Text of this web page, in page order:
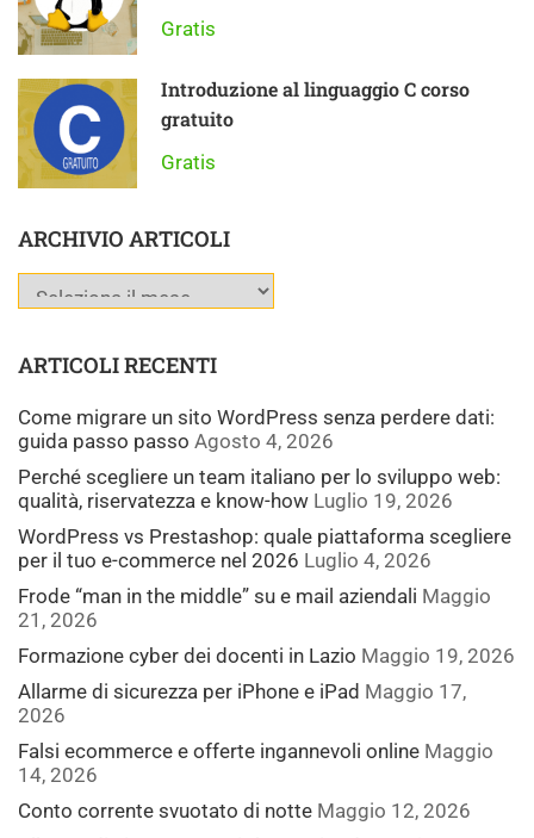
Gratis
Introduzione al linguaggio C corso
gratuito
Gratis
ARCHIVIO ARTICOLI
ARTICOLI RECENTI
Come migrare un sito WordPress senza perdere dati:
guida passo passo Agosto 4, 2026
Perché scegliere un team italiano per lo sviluppo web:
qualità, riservatezza e know-how Luglio 19, 2026
WordPress vs Prestashop: quale piattaforma scegliere
per il tuo e-commerce nel 2026 Luglio 4, 2026
Frode “man in the middle” su e mail aziendali Maggio
21, 2026
Formazione cyber dei docenti in Lazio Maggio 19, 2026
Allarme di sicurezza per iPhone e iPad Maggio 17,
2026
Falsi ecommerce e offerte ingannevoli online Maggio
14, 2026
Conto corrente svuotato di notte Maggio 12, 2026